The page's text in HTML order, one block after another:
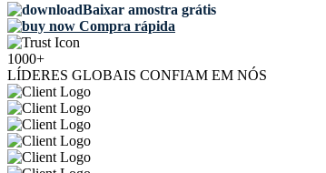
Baixar amostra grátis
Compra rápida
1000+
LÍDERES GLOBAIS CONFIAM EM NÓS